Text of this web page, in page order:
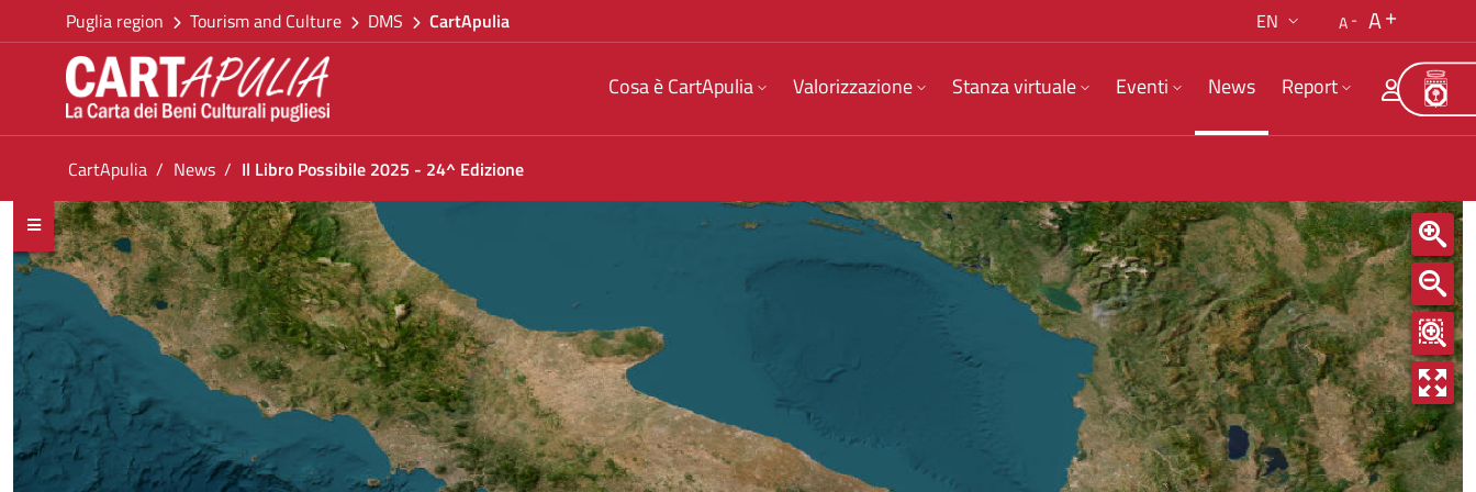
Skip to Content
Go back to the homepage
Go to navigation menu
Go to content
Go to the footer
Puglia region Tourism and Culture DMS CartApulia EN A A
Cosa è CartApulia Valorizzazione Stanza virtuale Eventi News Report
You are in:
CartApulia News Il Libro Possibile 2025 - 24^ Edizione
Il Libro Possibile 2025 - 24^ Edizione